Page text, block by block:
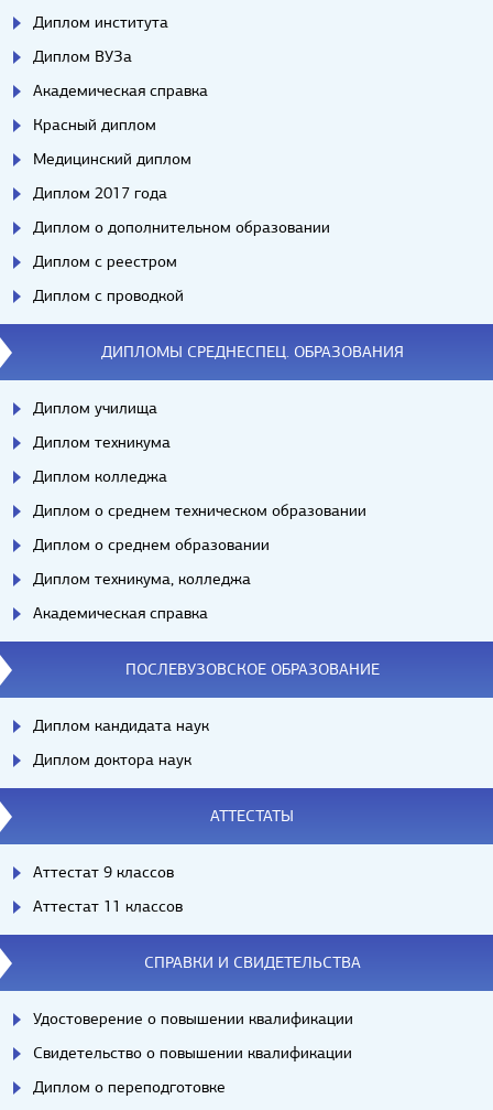
Диплом института
Диплом ВУЗа
Академическая справка
Красный диплом
Медицинский диплом
Диплом 2017 года
Диплом о дополнительном образовании
Диплом с реестром
Диплом с проводкой
ДИПЛОМЫ СРЕДНЕСПЕЦ. ОБРАЗОВАНИЯ
Диплом училища
Диплом техникума
Диплом колледжа
Диплом о среднем техническом образовании
Диплом о среднем образовании
Диплом техникума, колледжа
Академическая справка
ПОСЛЕВУЗОВСКОЕ ОБРАЗОВАНИЕ
Диплом кандидата наук
Диплом доктора наук
АТТЕСТАТЫ
Аттестат 9 классов
Аттестат 11 классов
СПРАВКИ И СВИДЕТЕЛЬСТВА
Удостоверение о повышении квалификации
Свидетельство о повышении квалификации
Диплом о переподготовке